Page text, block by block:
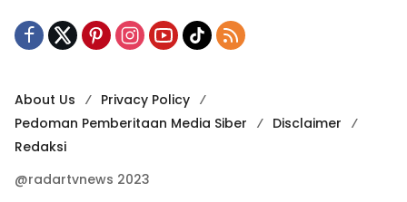
About Us
Privacy Policy
Pedoman Pemberitaan Media Siber
Disclaimer
Redaksi
@radartvnews 2023